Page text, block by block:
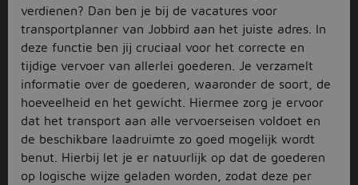
verdienen? Dan ben je bij de vacatures voor
transportplanner van Jobbird aan het juiste adres. In
deze functie ben jij cruciaal voor het correcte en
tijdige vervoer van allerlei goederen. Je verzamelt
informatie over de goederen, waaronder de soort, de
hoeveelheid en het gewicht. Hiermee zorg je ervoor
dat het transport aan alle vervoerseisen voldoet en
de beschikbare laadruimte zo goed mogelijk wordt
benut. Hierbij let je er natuurlijk op dat de goederen
op logische wijze geladen worden, zodat deze per